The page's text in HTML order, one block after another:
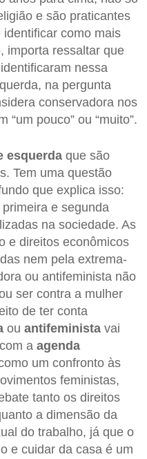
e são praticantes
como mais
importa ressaltar que
nessa
na pergunta
conservadora nos
“um pouco” ou “muito”.
esquerda que são
Tem uma questão
que explica isso:
primeira e segunda
na sociedade. As
e direitos econômicos
nem pela extrema-
ou antifeminista não
ser contra a mulher
de ter conta
ou antifeminista vai
a agenda
um confronto às
feministas,
tanto os direitos
a dimensão da
do trabalho, já que o
e cuidar da casa é um